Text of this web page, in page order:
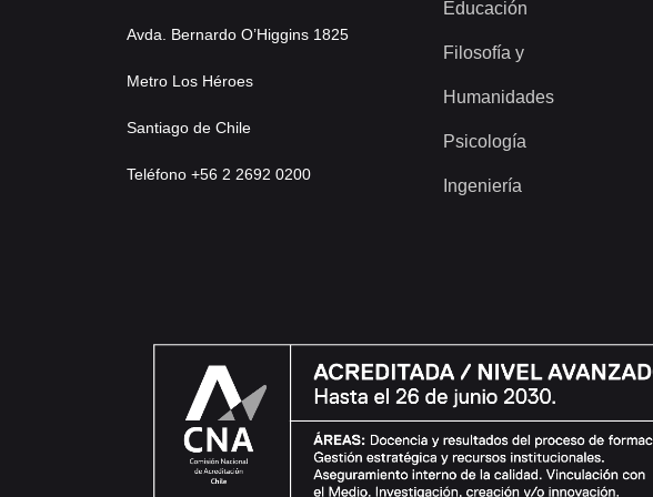
Avda. Bernardo O’Higgins 1825
Metro Los Héroes
Santiago de Chile
Teléfono +56 2 2692 0200
Educación
Filosofía y
Humanidades
Psicología
Ingeniería